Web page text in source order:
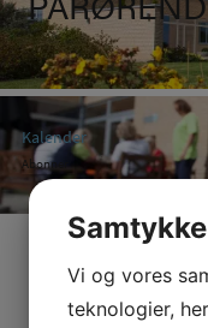
Kalender
Tilføj i Google
Tilføj i Outlook
Tilføj i Apple
Tilføj i anden
Eksporter til XML
Vi og vores
teknologier,